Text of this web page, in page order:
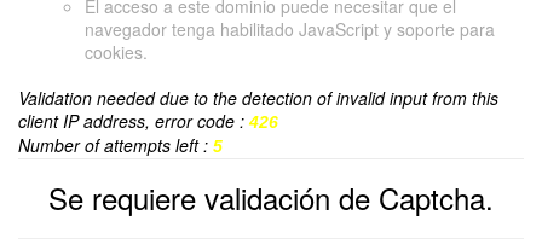
El acceso a este dominio puede necesitar que el
navegador tenga habilitado JavaScript y soporte para
cookies.
Validation needed due to the detection of invalid input from this
client IP address, error code : 426
Number of attempts left : 5
Se requiere validación de Captcha.